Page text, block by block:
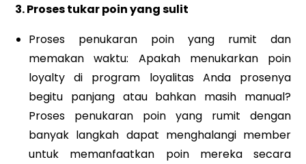
3. Proses tukar poin yang sulit
Proses penukaran poin yang rumit dan
memakan waktu: Apakah menukarkan poin
loyalty di program loyalitas Anda prosenya
begitu panjang atau bahkan masih manual?
Proses penukaran poin yang rumit dengan
banyak langkah dapat menghalangi member
untuk memanfaatkan poin mereka secara